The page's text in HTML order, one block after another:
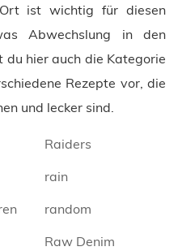
ist wichtig für diesen
Abwechslung in den
du hier auch die Kategorie
Rezepte vor, die
und lecker sind.
Raiders
rain
random
Raw Denim